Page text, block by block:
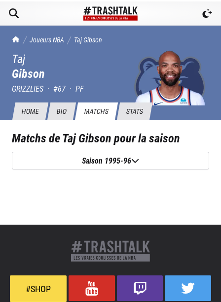
TrashTalk Actu NBA
Joueurs NBA TajGibson
Taj
Gibson
GRIZZLIES · #67 · PF
HOME BIO MATCHS STATS
Matchs deTaj Gibsonpour la saison
Saison 1995-96
#SHOP